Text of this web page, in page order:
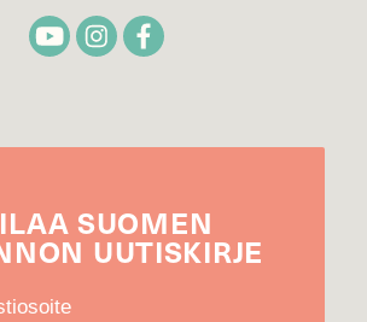
SUOMEN
UUTIS­KIRJE